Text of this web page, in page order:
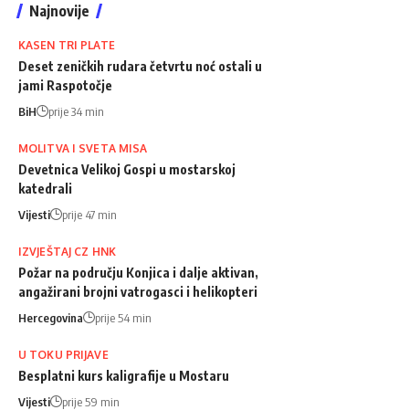
Najnovije
KASEN TRI PLATE
Deset zeničkih rudara četvrtu noć ostali u
jami Raspotočje
BiH prije 34 min
MOLITVA I SVETA MISA
Devetnica Velikoj Gospi u mostarskoj
katedrali
Vijesti prije 47 min
IZVJEŠTAJ CZ HNK
Požar na području Konjica i dalje aktivan,
angažirani brojni vatrogasci i helikopteri
Hercegovina prije 54 min
U TOKU PRIJAVE
Besplatni kurs kaligrafije u Mostaru
Vijesti prije 59 min